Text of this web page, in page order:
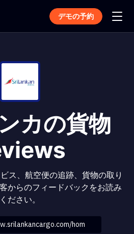
デモの予約
カの貨物
ス、航空便の追跡、貨物の取り
からのフィードバックをお読み
ください。
hom